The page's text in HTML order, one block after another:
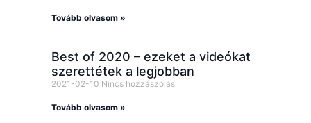
Tovább olvasom »
Best of 2020 – ezeket a videókat
szerettétek a legjobban
2021-02-10 Nincs hozzászólás
Tovább olvasom »